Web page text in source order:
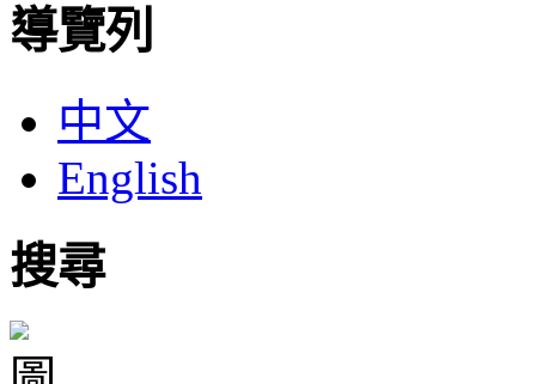
導覽列
中文
English
搜尋